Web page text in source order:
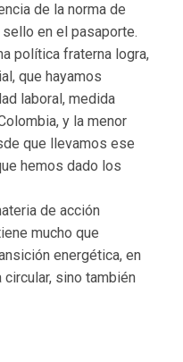
de la norma de
en el pasaporte.
política fraterna logra,
que hayamos
laboral, medida
y la menor
que llevamos ese
hemos dado los
de acción
mucho que
energética, en
sino también